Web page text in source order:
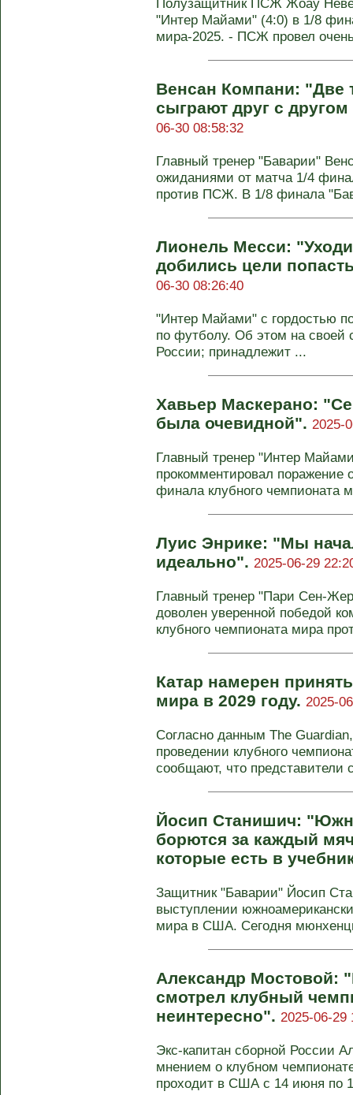
Полузащитник ПСЖ Жоау
"Интер Майами" (4:0) в 1/8
мира-2025. - ПСЖ провел
Венсан Компани: "Две
сыграют друг с
06-30 08:58:32
Главный тренер "Баварии"
ожиданиями от матча 1/4
против ПСЖ. В 1/8 финала
Лионель Месси:
добились цели
06-30 08:26:40
"Интер Майами" с гордостью
по футболу. Об этом на своей
России; принадлежит ...
Хавьер Маскерано:
была очевидной". 2025-
Главный тренер "Интер
прокомментировал
финала клубного чемпионата
Луис Энрике: "Мы
идеально". 2025-06-29
Главный тренер "Пари Сен-
доволен уверенной победой
клубного чемпионата мира
Катар намерен
мира в 2029 году. 2025-
Согласно данным The
проведении клубного
сообщают, что представители
Йосип Станишич:
борются за каждый
которые есть в
Защитник "Баварии" Йосип
выступлении
мира в США. Сегодня
Александр Мостовой:
смотрел клубный
неинтересно". 2025-06-29
Экс-капитан сборной России
мнением о клубном
проходит в США с 14 июня по